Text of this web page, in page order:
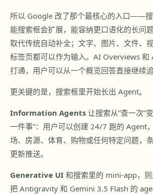
所以 Google 改了那个最核心的入口——
能搜索框会扩展，能容纳更口语化的长问
取代传统自动补全；文字、图片、文件、
标签页都可以作为输入。AI Overviews 和
打通，用户可以从一个概览回答直接继续追
更关键的是，搜索框里开始长出 Agent。
Information Agents 让搜索从”查一次”
一件事”：用户可以创建 24/7 跑的 Agent
场、房源、体育、购物或任何特定问题，
更新推送。
Generative UI 和搜索里的 mini-app，则
把 Antigravity 和 Gemini 3.5 Flash 的